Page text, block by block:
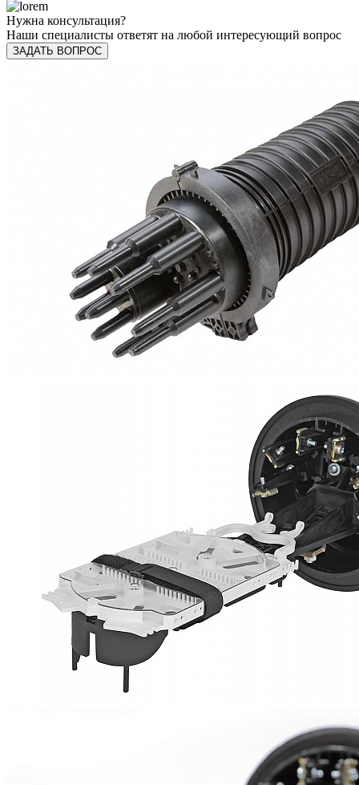
Нужна консультация?
Наши специалисты ответят на любой интересующий вопрос
ЗАДАТЬ ВОПРОС